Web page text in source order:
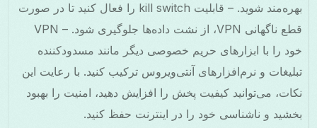
بهره‌مند شوید. – قابلیت kill switch را فعال کنید تا در صورت
قطع ناگهانی VPN، از نشت داده‌ها جلوگیری شود. – VPN
خود را با ابزارهای حریم خصوصی دیگر مانند مسدودکننده
تبلیغات و نرم‌افزارهای آنتی‌ویروس ترکیب کنید. با رعایت این
نکات، می‌توانید کیفیت پخش را افزایش دهید، امنیت را بهبود
بخشید و ناشناسی خود را در اینترنت حفظ کنید.